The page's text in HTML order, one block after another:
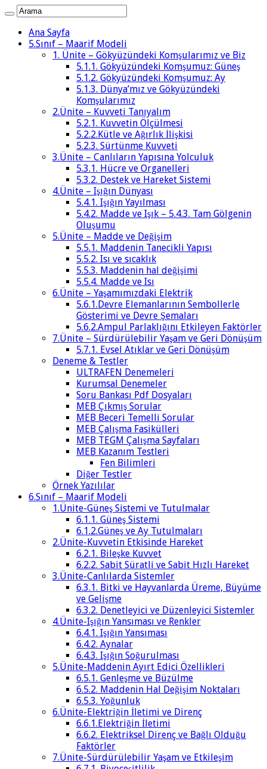
Ana Sayfa
5.Sınıf – Maarif Modeli
1. Ünite – Gökyüzündeki Komşularımız ve Biz
5.1.1. Gökyüzündeki Komşumuz: Güneş
5.1.2. Gökyüzündeki Komşumuz: Ay
5.1.3. Dünya’mız ve Gökyüzündeki
Komşularımız
2.Ünite – Kuvveti Tanıyalım
5.2.1. Kuvvetin Ölçülmesi
5.2.2.Kütle ve Ağırlık İlişkisi
5.2.3. Sürtünme Kuvveti
3.Ünite – Canlıların Yapısına Yolculuk
5.3.1. Hücre ve Organelleri
5.3.2. Destek ve Hareket Sistemi
4.Ünite – Işığın Dünyası
5.4.1. Işığın Yayılması
5.4.2. Madde ve Işık – 5.4.3. Tam Gölgenin
Oluşumu
5.Ünite – Madde ve Değişim
5.5.1. Maddenin Tanecikli Yapısı
5.5.2. Isı ve sıcaklık
5.5.3. Maddenin hal değişimi
5.5.4. Madde ve Isı
6.Ünite – Yaşamımızdaki Elektrik
5.6.1.Devre Elemanlarının Sembollerle
Gösterimi ve Devre Şemaları
5.6.2.Ampul Parlaklığını Etkileyen Faktörler
7.Ünite – Sürdürülebilir Yaşam ve Geri Dönüşüm
5.7.1. Evsel Atıklar ve Geri Dönüşüm
Deneme & Testler
ULTRAFEN Denemeleri
Kurumsal Denemeler
Soru Bankası Pdf Dosyaları
MEB Çıkmış Sorular
MEB Beceri Temelli Sorular
MEB Çalışma Fasikülleri
MEB TEGM Çalışma Sayfaları
MEB Kazanım Testleri
Fen Bilimleri
Diğer Testler
Örnek Yazılılar
6.Sınıf – Maarif Modeli
1.Ünite-Güneş Sistemi ve Tutulmalar
6.1.1. Güneş Sistemi
6.1.2.Güneş ve Ay Tutulmaları
2.Ünite-Kuvvetin Etkisinde Hareket
6.2.1. Bileşke Kuvvet
6.2.2. Sabit Süratli ve Sabit Hızlı Hareket
3.Ünite-Canlılarda Sistemler
6.3.1. Bitki ve Hayvanlarda Üreme, Büyüme
ve Gelişme
6.3.2. Denetleyici ve Düzenleyici Sistemler
4.Ünite-Işığın Yansıması ve Renkler
6.4.1. Işığın Yansıması
6.4.2. Aynalar
6.4.3. Işığın Soğurulması
5.Ünite-Maddenin Ayırt Edici Özellikleri
6.5.1. Genleşme ve Büzülme
6.5.2. Maddenin Hal Değişim Noktaları
6.5.3. Yoğunluk
6.Ünite-Elektriğin İletimi ve Direnç
6.6.1.Elektriğin İletimi
6.6.2. Elektriksel Direnç ve Bağlı Olduğu
Faktörler
7.Ünite-Sürdürülebilir Yaşam ve Etkileşim